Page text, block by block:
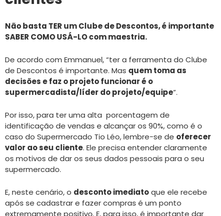
Não basta TER um Clube de Descontos, é importante
SABER COMO USÁ-LO com maestria.
De acordo com Emmanuel, “ter a ferramenta do Clube
de Descontos é importante. Mas quem toma as
decisões e faz o projeto funcionar é o
supermercadista/líder do projeto/equipe”.
Por isso, para ter uma alta porcentagem de
identificação de vendas e alcançar os 90%, como é o
caso do Supermercado Tio Léo, lembre-se de oferecer
valor ao seu cliente. Ele precisa entender claramente
os motivos de dar os seus dados pessoais para o seu
supermercado.
E, neste cenário, o desconto imediatoque ele recebe
após se cadastrar e fazer compras é um ponto
extremamente positivo. E, para isso, é importante dar